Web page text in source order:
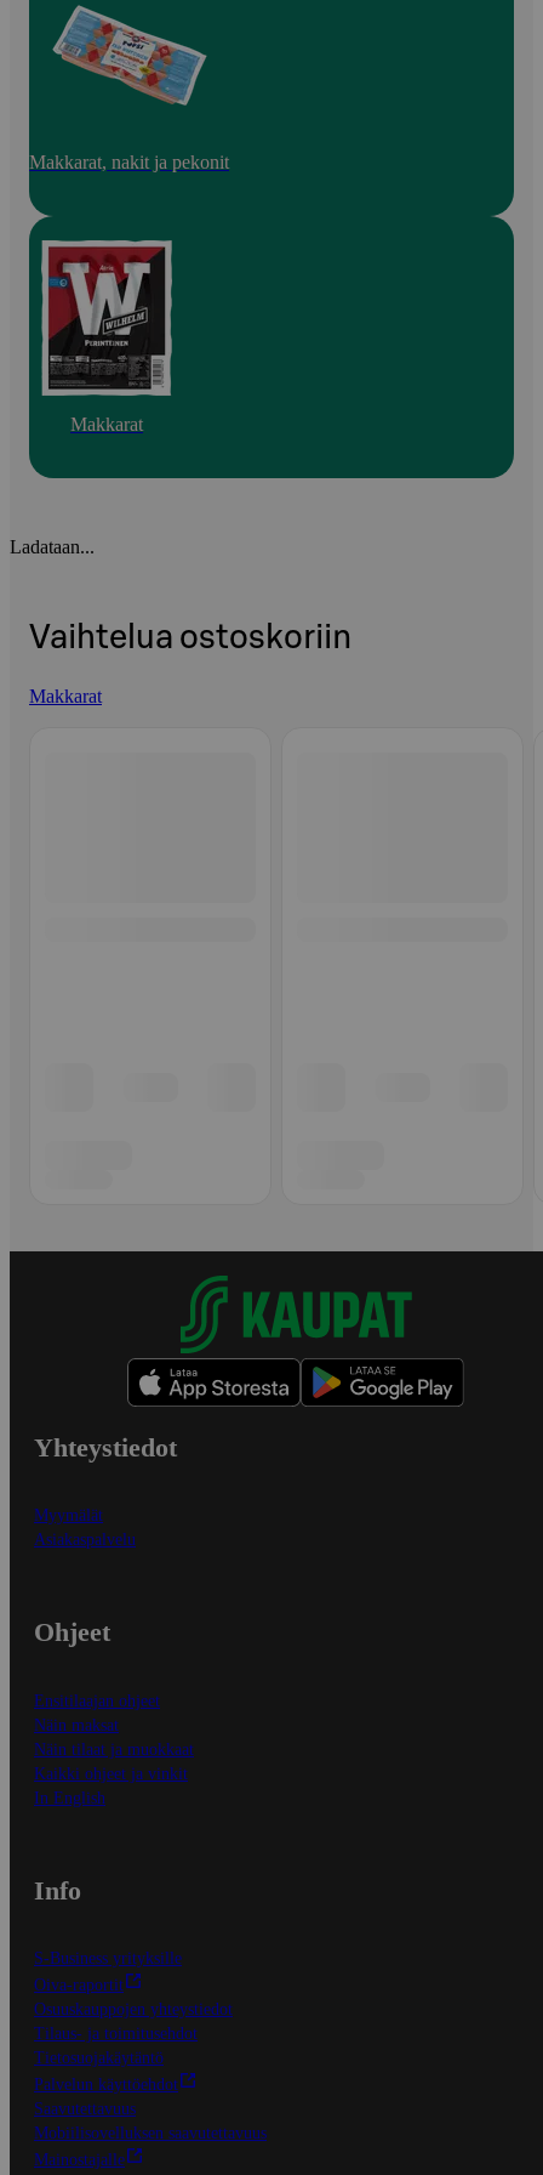
Makkarat, nakit ja pekonit
Makkarat
Ladataan...
Vaihtelua ostoskoriin
Makkarat
Yhteystiedot
Myymälät
Asiakaspalvelu
Ohjeet
Ensitilaajan ohjeet
Näin maksat
Näin tilaat ja muokkaat
Kaikki ohjeet ja vinkit
In English
Info
S-Business yrityksille
Oiva-raportit
Osuuskauppojen yhteystiedot
Tilaus- ja toimitusehdot
Tietosuojakäytäntö
Palvelun käyttöehdot
Saavutettavuus
Mobiilisovelluksen saavutettavuus
Mainostajalle